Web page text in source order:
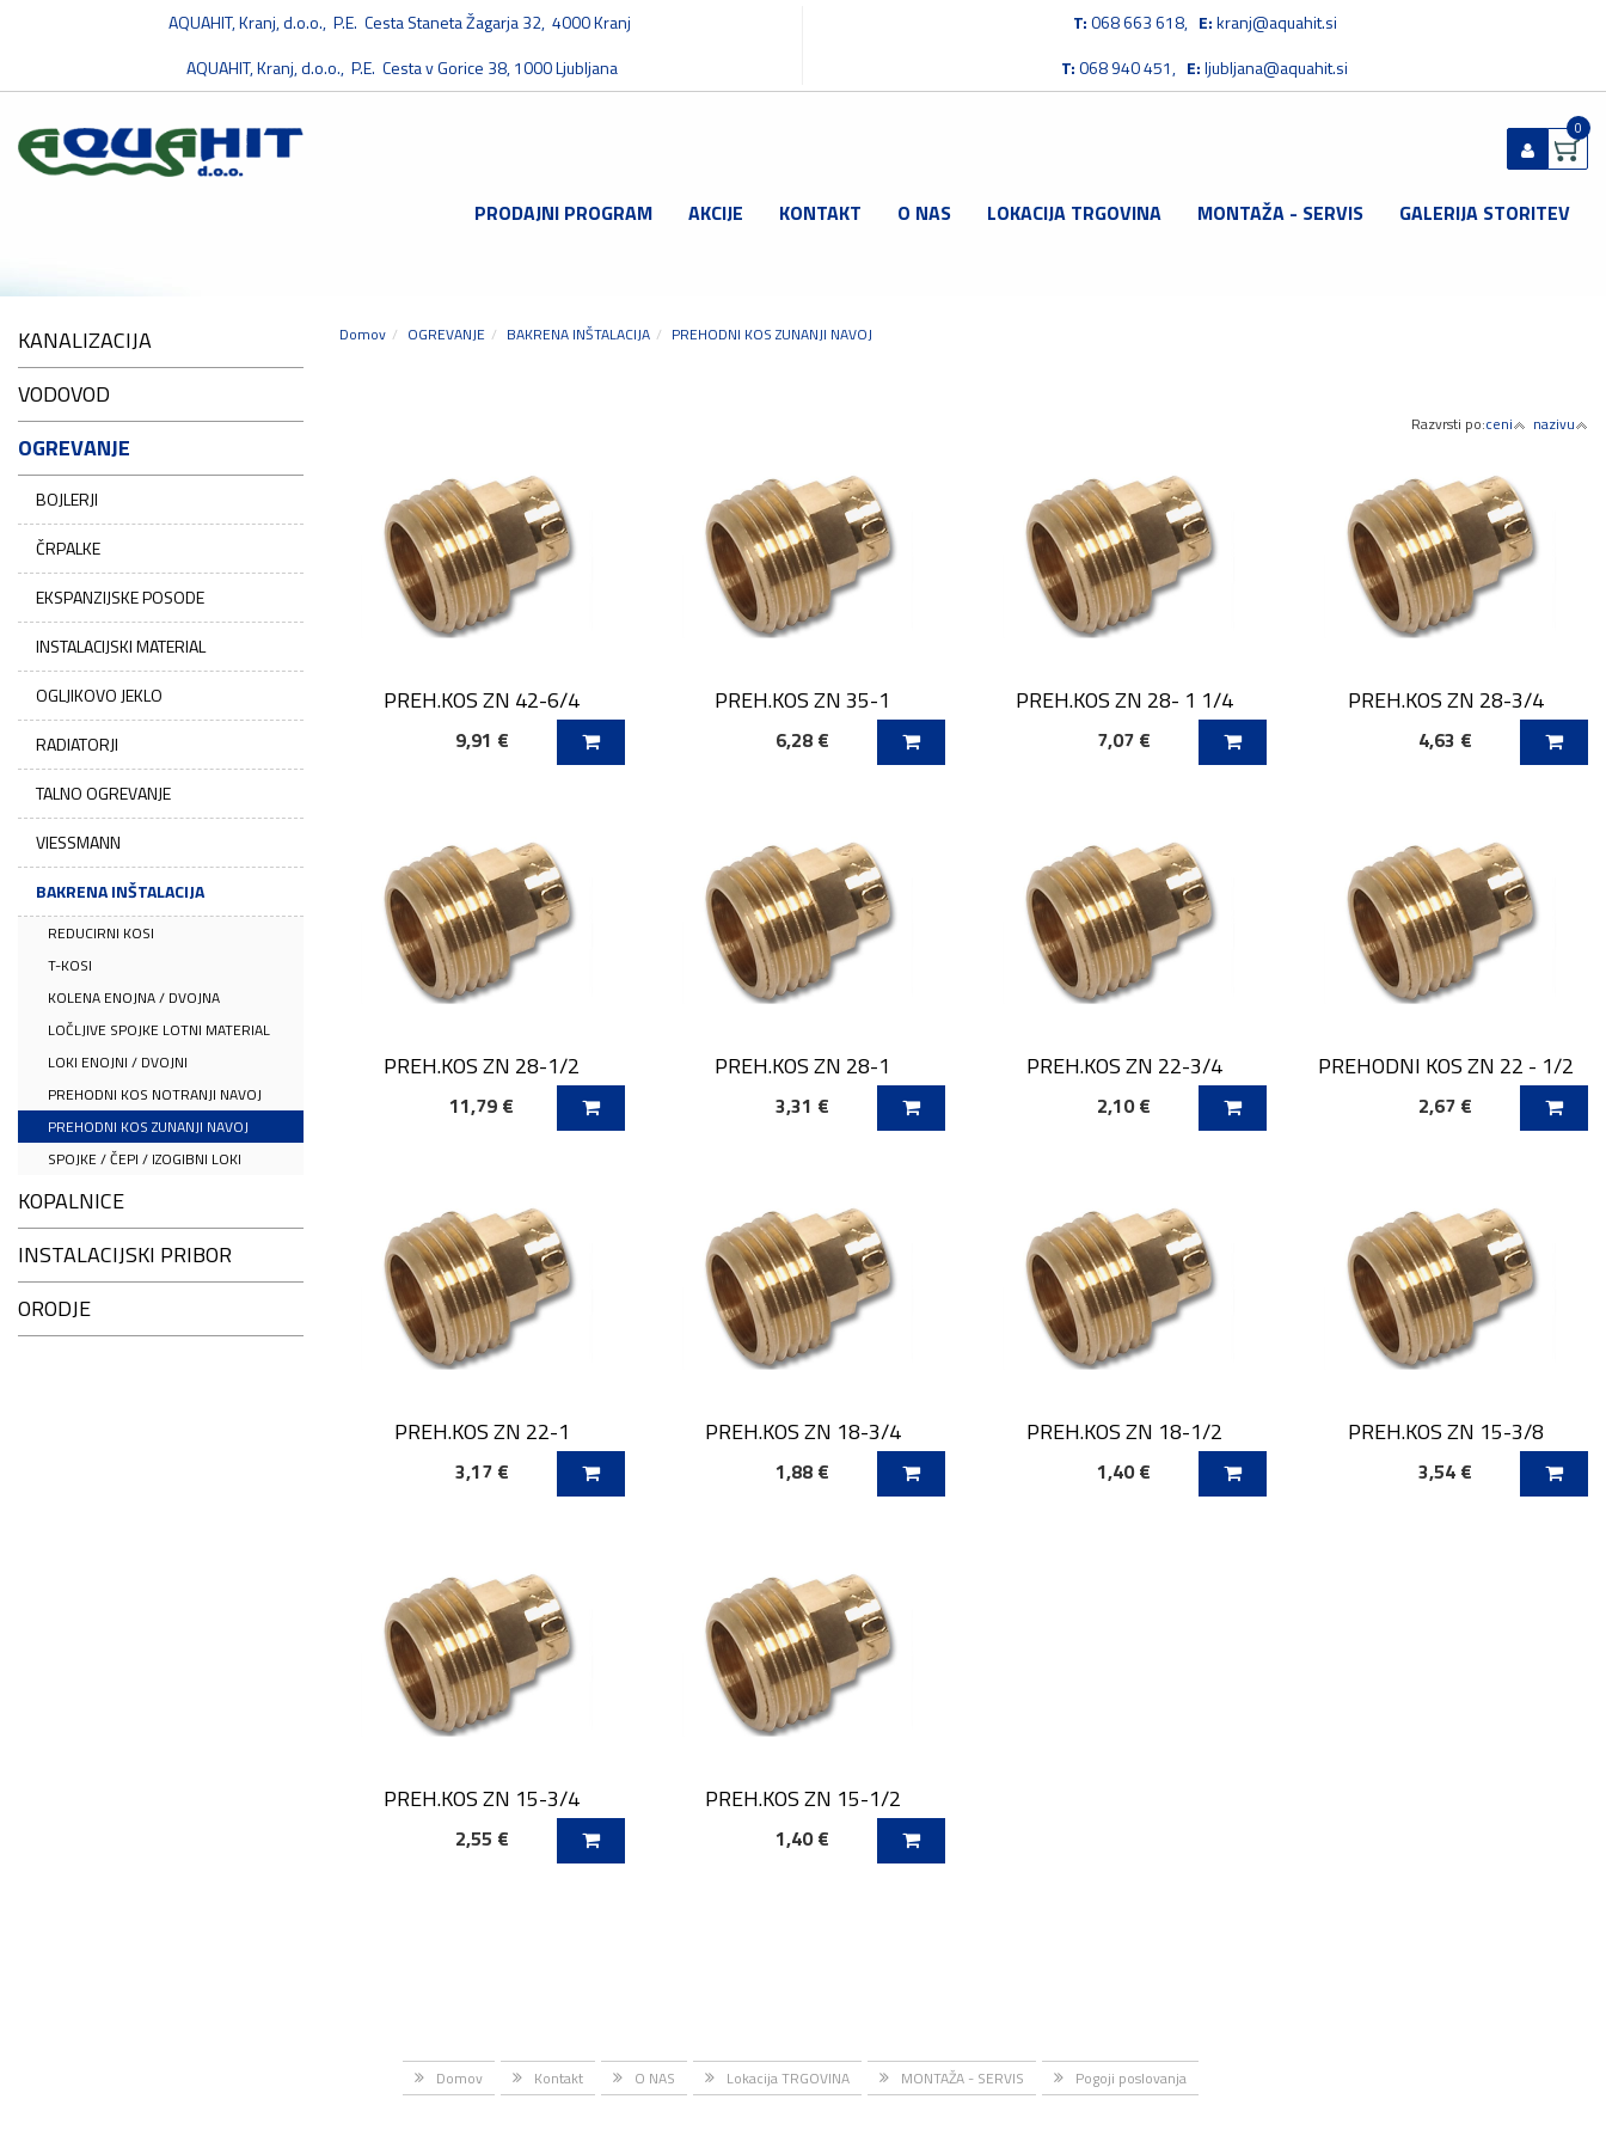
AQUAHIT, Kranj, d.o.o., P.E. Cesta Staneta Žagarja 32, 4000 Kranj
AQUAHIT, Kranj, d.o.o., P.E. Cesta v Gorice 38, 1000 Ljubljana
T:068 663 618, E:kranj@aquahit.si
T:068 940 451, E:ljubljana@aquahit.si
0
PRODAJNI PROGRAM AKCIJE KONTAKT O NAS LOKACIJA TRGOVINA MONTAŽA - SERVIS GALERIJA STORITEV
KANALIZACIJA
VODOVOD
OGREVANJE
BOJLERJI
ČRPALKE
EKSPANZIJSKE POSODE
INSTALACIJSKI MATERIAL
OGLJIKOVO JEKLO
RADIATORJI
TALNO OGREVANJE
VIESSMANN
BAKRENA INŠTALACIJA
REDUCIRNI KOSI
T-KOSI
KOLENA ENOJNA / DVOJNA
LOČLJIVE SPOJKE LOTNI MATERIAL
LOKI ENOJNI / DVOJNI
PREHODNI KOS NOTRANJI NAVOJ
PREHODNI KOS ZUNANJI NAVOJ
SPOJKE / ČEPI / IZOGIBNI LOKI
KOPALNICE
INSTALACIJSKI PRIBOR
ORODJE
Domov OGREVANJE BAKRENA INŠTALACIJA PREHODNI KOS ZUNANJI NAVOJ
Razvrsti po:ceni nazivu
PREH.KOS ZN 42-6/4
9,91 €
DODAJ V KOŠARICO
PREH.KOS ZN 35-1
6,28 €
DODAJ V KOŠARICO
PREH.KOS ZN 28- 1 1/4
7,07 €
DODAJ V KOŠARICO
PREH.KOS ZN 28-3/4
4,63 €
DODAJ V KOŠARICO
PREH.KOS ZN 28-1/2
11,79 €
DODAJ V KOŠARICO
PREH.KOS ZN 28-1
3,31 €
DODAJ V KOŠARICO
PREH.KOS ZN 22-3/4
2,10 €
DODAJ V KOŠARICO
PREHODNI KOS ZN 22 - 1/2
2,67 €
DODAJ V KOŠARICO
PREH.KOS ZN 22-1
3,17 €
DODAJ V KOŠARICO
PREH.KOS ZN 18-3/4
1,88 €
DODAJ V KOŠARICO
PREH.KOS ZN 18-1/2
1,40 €
DODAJ V KOŠARICO
PREH.KOS ZN 15-3/8
3,54 €
DODAJ V KOŠARICO
PREH.KOS ZN 15-3/4
2,55 €
DODAJ V KOŠARICO
PREH.KOS ZN 15-1/2
1,40 €
DODAJ V KOŠARICO
Domov Kontakt O NAS Lokacija TRGOVINA MONTAŽA - SERVIS Pogoji poslovanja